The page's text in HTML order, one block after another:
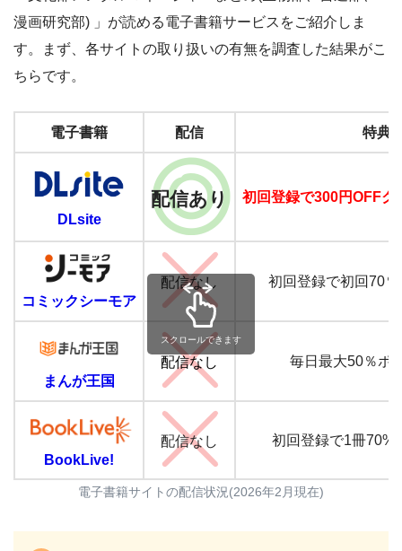
漫画研究部) 」が読める電子書籍サービスをご紹介しま
す。まず、各サイトの取り扱いの有無を調査した結果がこ
ちらです。
電子書籍 配信 特典
DLsite
配信あり 初回登録で300円OFFク
コミックシーモア
配信なし 初回登録で初回70
まんが王国
配信なし 毎日最大50％ポ
BookLive!
配信なし 初回登録で1冊
電子書籍サイトの配信状況(2026年2月現在)
スクロールできます